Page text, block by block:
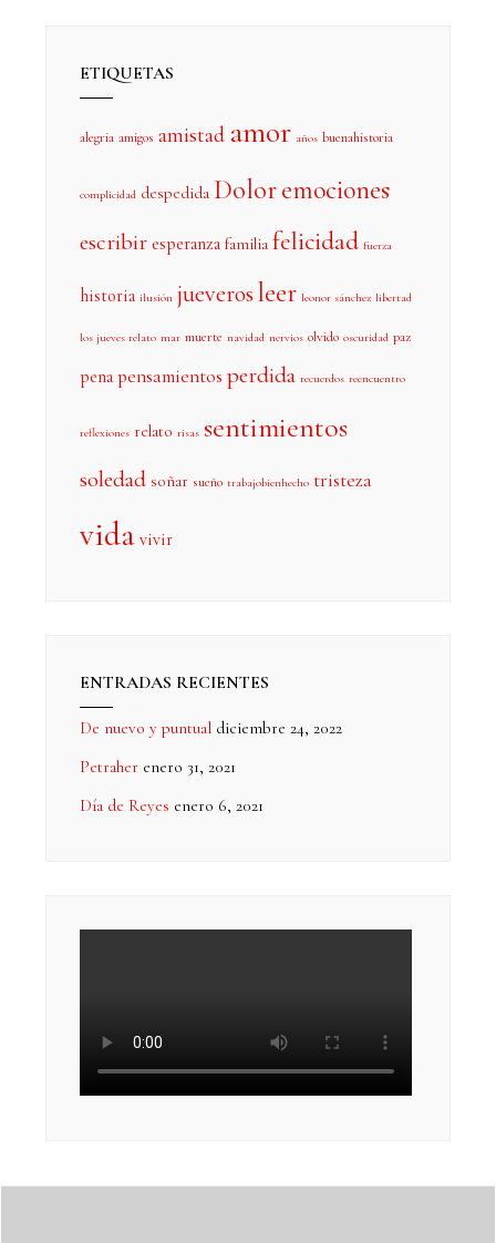
ETIQUETAS
alegria amigos amistad amor años buenahistoria
complicidad despedida Doloremociones
escribir esperanza familia felicidad fuerza
historia ilusión jueverosleer leonor sánchez libertad
los jueves relato mar muerte navidad nervios olvido oscuridad paz
pena pensamientos perdida recuerdos reencuentro
reflexiones relato risas sentimientos
soledad soñar sueño trabajobienhecho tristeza
vida vivir
ENTRADAS RECIENTES
De nuevo y puntual diciembre 24, 2022
Petraher enero 31, 2021
Día de Reyes enero 6, 2021